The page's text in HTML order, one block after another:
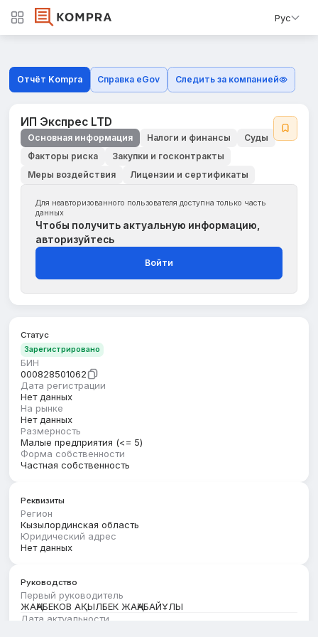
Рус
Отчёт Kompra Справка eGov Следить за компанией
ИП Экспрес LTD
Основная информация Налоги и финансы
Суды
Факторы риска
Закупки и госконтракты
Меры воздействия
Лицензии и сертификаты
Для неавторизованного пользователя доступна только часть
данных
Чтобы получить актуальную информацию,
авторизуйтесь
Войти
Статус
Зарегистрировано
БИН
000828501062
Дата регистрации
Нет данных
На рынке
Нет данных
Размерность
Малые предприятия (<= 5)
Форма собственности
Частная собственность
Реквизиты
Регион
Кызылординская область
Юридический адрес
Нет данных
Руководство
Первый руководитель
ЖАҢАБЕКОВ АҚЫЛБЕК ЖАҢАБАЙҰЛЫ
Дата актуальности